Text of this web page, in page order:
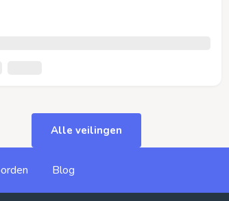
Alle veilingen
Blog